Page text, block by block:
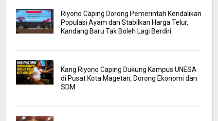
Riyono Caping Dorong Pemerintah Kendalikan
Populasi Ayam dan Stabilkan Harga Telur,
Kandang Baru Tak Boleh Lagi Berdiri
Kang Riyono Caping Dukung Kampus UNESA
di Pusat Kota Magetan, Dorong Ekonomi dan
SDM